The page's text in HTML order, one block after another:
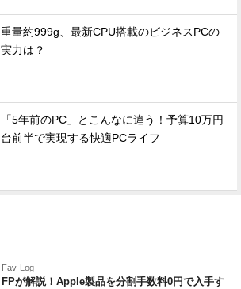
重量約999g、最新CPU搭載のビジネスPCの
実力は？
「5年前のPC」とこんなに違う！予算10万円
台前半で実現する快適PCライフ
Fav-Log
FPが解説！Apple製品を分割手数料0円で入手す